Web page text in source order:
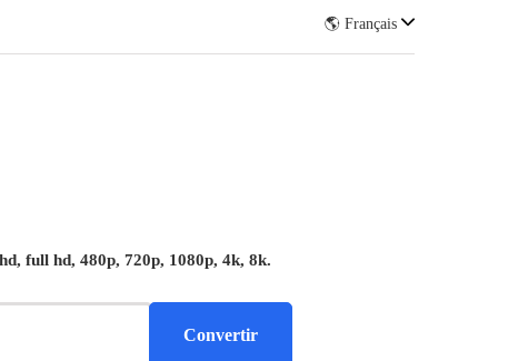
🌎 Français
full hd, 480p, 720p, 1080p, 4k, 8k.